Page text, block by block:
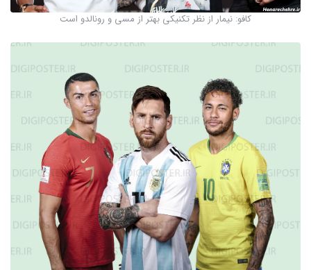
کافو: نیمار از نظر تکنیکی بهتر از مسی و رونالدو است